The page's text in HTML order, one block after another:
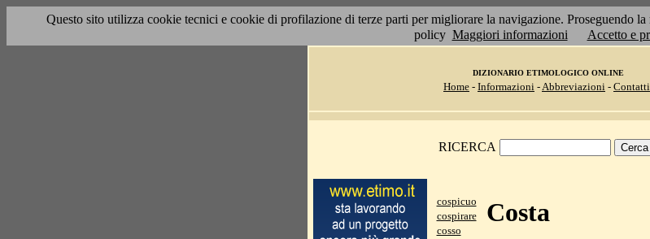
Questo sito utilizza cookie tecnici e cookie di profilazione di terze parti per migliorare la navigazione.
policy Maggiori informazioni Accetto e
DIZIONARIO ETIMOLOGICO ONLINE
Home - Informazioni -Abbreviazioni - Contatti
RICERCA
cospicuo
cospirare
cosso
Costa